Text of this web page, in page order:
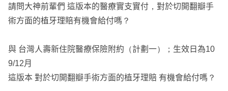
請問大神前輩們 這版本的醫療實支實付，對於切開翻瓣手
術方面的植牙理賠有機會給付嗎？
與 台灣人壽新住院醫療保險附約（計劃一）；生效日為10
9/12月
這版本 對於切開翻瓣手術方面的植牙理賠 有機會給付嗎？